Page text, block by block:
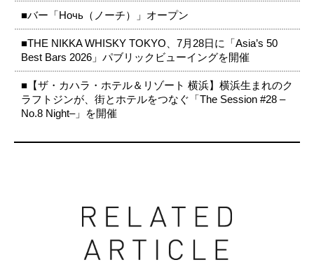
■バー「Ночь（ノーチ）」オープン
■THE NIKKA WHISKY TOKYO、7月28日に「Asia’s 50
Best Bars 2026」パブリックビューイングを開催
■【ザ・カハラ・ホテル＆リゾート 横浜】横浜生まれのク
ラフトジンが、街とホテルをつなぐ「The Session #28 –
No.8 Night–」を開催